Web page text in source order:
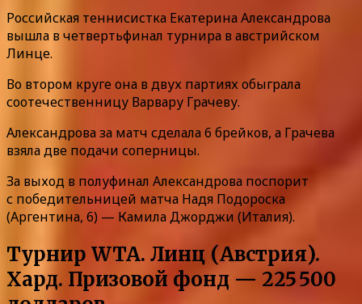
Российская теннисистка Екатерина Александрова
вышла в четвертьфинал турнира в австрийском
Линце.
Во втором круге она в двух партиях обыграла
соотечественницу Варвару Грачеву.
Александрова за матч сделала 6 брейков, а Грачева
взяла две подачи соперницы.
За выход в полуфинал Александрова поспорит
с победительницей матча Надя Подороска
(Аргентина, 6) — Камила Джорджи (Италия).
Турнир WTA. Линц (Австрия).
Хард. Призовой фонд — 225 500